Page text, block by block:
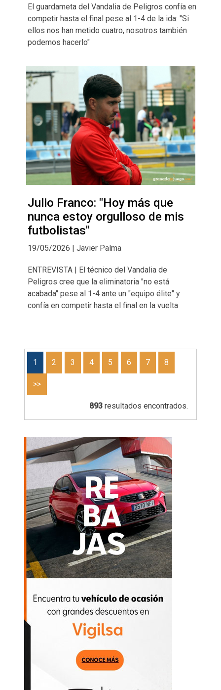
El guardameta del Vandalia de Peligros confía en
competir hasta el final pese al 1-4 de la ida: "Si
ellos nos han metido cuatro, nosotros también
podemos hacerlo"
Julio Franco: "Hoy más que
nunca estoy orgulloso de mis
futbolistas"
19/05/2026 | Javier Palma
ENTREVISTA | El técnico del Vandalia de
Peligros cree que la eliminatoria "no está
acabada" pese al 1-4 ante un "equipo élite" y
confía en competir hasta el final en la vuelta
1 2 3 4 5 6 7 8
>>
893 resultados encontrados.